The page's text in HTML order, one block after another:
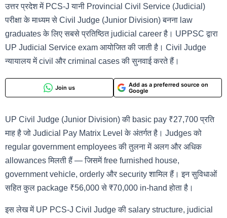
उत्तर प्रदेश में PCS-J यानी Provincial Civil Service (Judicial)
परीक्षा के माध्यम से Civil Judge (Junior Division) बनना law
graduates के लिए सबसे प्रतिष्ठित judicial career है। UPPSC द्वारा
UP Judicial Service exam आयोजित की जाती है। Civil Judge
न्यायालय में civil और criminal cases की सुनवाई करते हैं।
Join us
Add as a preferred source on
Google
UP Civil Judge (Junior Division) की basic pay ₹27,700 प्रति
माह है जो Judicial Pay Matrix Level के अंतर्गत है। Judges को
regular government employees की तुलना में अलग और अधिक
allowances मिलती हैं — जिसमें free furnished house,
government vehicle, orderly और security शामिल हैं। इन सुविधाओं
सहित कुल package ₹56,000 से ₹70,000 in-hand होता है।
इस लेख में UP PCS-J Civil Judge की salary structure, judicial